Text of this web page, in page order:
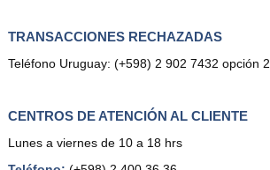
TRANSACCIONES RECHAZADAS
Teléfono Uruguay: (+598) 2 902 7432 opción 2
CENTROS DE ATENCIÓN AL CLIENTE
Lunes a viernes de 10 a 18 hrs